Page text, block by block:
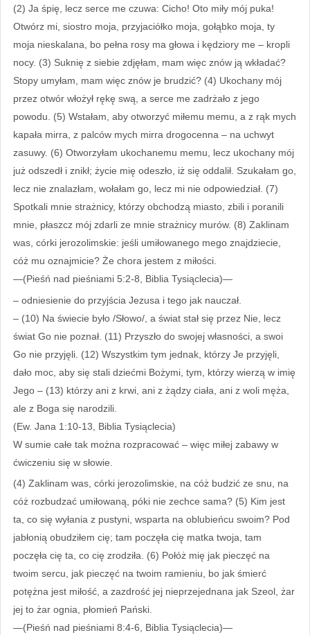
(2) Ja śpię, lecz serce me czuwa: Cicho! Oto miły mój puka!
Otwórz mi, siostro moja, przyjaciółko moja, gołąbko moja, ty
moja nieskalana, bo pełna rosy ma głowa i kędziory me – kropli
nocy. (3) Suknię z siebie zdjęłam, mam więc znów ją wkładać?
Stopy umyłam, mam więc znów je brudzić? (4) Ukochany mój
przez otwór włożył rękę swą, a serce me zadrżało z jego
powodu. (5) Wstałam, aby otworzyć miłemu memu, a z rąk mych
kapała mirra, z palców mych mirra drogocenna – na uchwyt
zasuwy. (6) Otworzyłam ukochanemu memu, lecz ukochany mój
już odszedł i znikł; życie mię odeszło, iż się oddalił. Szukałam go,
lecz nie znalazłam, wołałam go, lecz mi nie odpowiedział. (7)
Spotkali mnie strażnicy, którzy obchodzą miasto, zbili i poranili
mnie, płaszcz mój zdarli ze mnie strażnicy murów. (8) Zaklinam
was, córki jerozolimskie: jeśli umiłowanego mego znajdziecie,
cóż mu oznajmicie? Że chora jestem z miłości.
—(Pieśń nad pieśniami 5:2-8, Biblia Tysiąclecia)—
– odniesienie do przyjścia Jezusa i tego jak nauczał.
– (10) Na świecie było /Słowo/, a świat stał się przez Nie, lecz
świat Go nie poznał. (11) Przyszło do swojej własności, a swoi
Go nie przyjęli. (12) Wszystkim tym jednak, którzy Je przyjęli,
dało moc, aby się stali dziećmi Bożymi, tym, którzy wierzą w imię
Jego – (13) którzy ani z krwi, ani z żądzy ciała, ani z woli męża,
ale z Boga się narodzili.
(Ew. Jana 1:10-13, Biblia Tysiąclecia)
W sumie całe tak można rozpracować – więc miłej zabawy w
ćwiczeniu się w słowie.
(4) Zaklinam was, córki jerozolimskie, na cóż budzić ze snu, na
cóż rozbudzać umiłowaną, póki nie zechce sama? (5) Kim jest
ta, co się wyłania z pustyni, wsparta na oblubieńcu swoim? Pod
jabłonią obudziłem cię; tam poczęła cię matka twoja, tam
poczęła cię ta, co cię zrodziła. (6) Połóż mię jak pieczęć na
twoim sercu, jak pieczęć na twoim ramieniu, bo jak śmierć
potężna jest miłość, a zazdrość jej nieprzejednana jak Szeol, żar
jej to żar ognia, płomień Pański.
—(Pieśń nad pieśniami 8:4-6, Biblia Tysiąclecia)—